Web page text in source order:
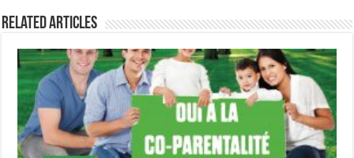
Related Articles